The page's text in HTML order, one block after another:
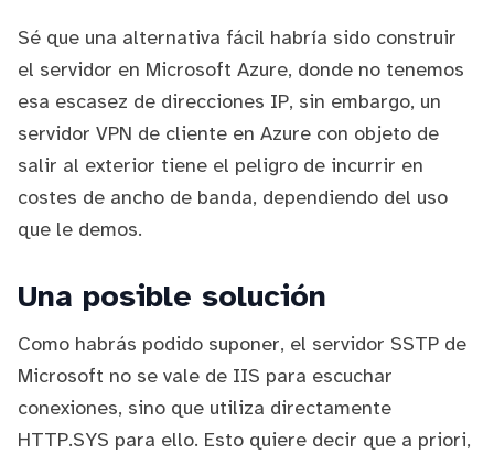
Sé que una alternativa fácil habría sido construir
el servidor en Microsoft Azure, donde no tenemos
esa escasez de direcciones IP, sin embargo, un
servidor VPN de cliente en Azure con objeto de
salir al exterior tiene el peligro de incurrir en
costes de ancho de banda, dependiendo del uso
que le demos.
Una posible solución
Como habrás podido suponer, el servidor SSTP de
Microsoft no se vale de IIS para escuchar
conexiones, sino que utiliza directamente
HTTP.SYS para ello. Esto quiere decir que a priori,